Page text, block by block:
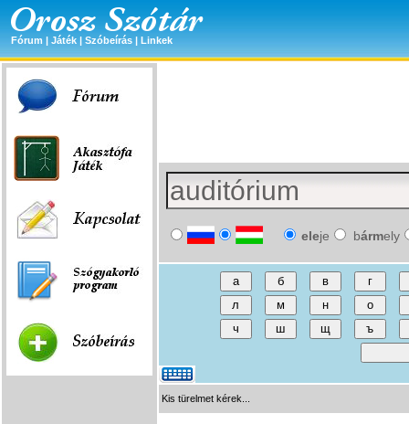
Fórum | Játék | Szóbeírás | Linkek
eleje bármely
Kis türelmet kérek...